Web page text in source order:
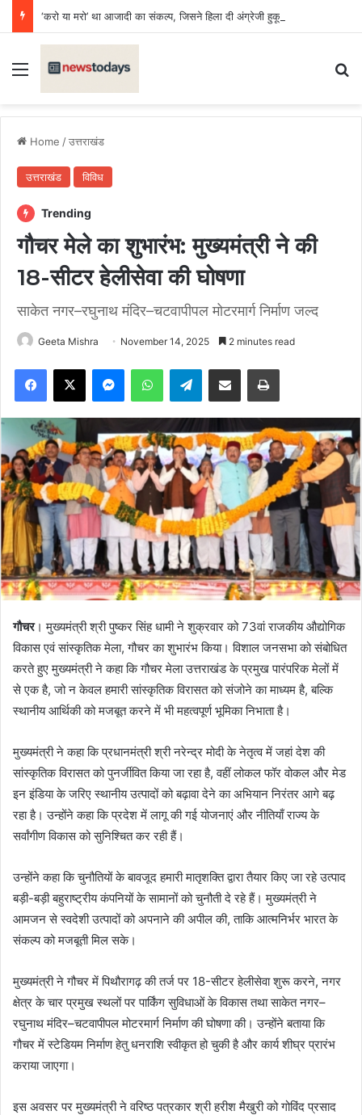
Menu
Home /उत्तराखंड
उत्तराखंड विविध
Trending
गौचर मेले का शुभारंभ: मुख्यमंत्री ने की
18-सीटर हेलीसेवा की घोषणा
साकेत नगर–रघुनाथ मंदिर–चटवापीपल मोटरमार्ग निर्माण जल्द
Geeta Mishra November 14, 2025 2 minutes read
Facebook
X MessengerWhatsAppTelegramShare via Email Print
गौचर। मुख्यमंत्री श्री पुष्कर सिंह धामी ने शुक्रवार को 73वां राजकीय औद्योगिक
विकास एवं सांस्कृतिक मेला, गौचर का शुभारंभ किया। विशाल जनसभा को संबोधित
करते हुए मुख्यमंत्री ने कहा कि गौचर मेला उत्तराखंड के प्रमुख पारंपरिक मेलों में
से एक है, जो न केवल हमारी सांस्कृतिक विरासत को संजोने का माध्यम है, बल्कि
स्थानीय आर्थिकी को मजबूत करने में भी महत्वपूर्ण भूमिका निभाता है।
मुख्यमंत्री ने कहा कि प्रधानमंत्री श्री नरेन्द्र मोदी के नेतृत्व में जहां देश की
सांस्कृतिक विरासत को पुनर्जीवित किया जा रहा है, वहीं लोकल फॉर वोकल और मेड
इन इंडिया के जरिए स्थानीय उत्पादों को बढ़ावा देने का अभियान निरंतर आगे बढ़
रहा है। उन्होंने कहा कि प्रदेश में लागू की गई योजनाएं और नीतियाँ राज्य के
सर्वांगीण विकास को सुनिश्चित कर रही हैं।
उन्होंने कहा कि चुनौतियों के बावजूद हमारी मातृशक्ति द्वारा तैयार किए जा रहे उत्पाद
बड़ी-बड़ी बहुराष्ट्रीय कंपनियों के सामानों को चुनौती दे रहे हैं। मुख्यमंत्री ने
आमजन से स्वदेशी उत्पादों को अपनाने की अपील की, ताकि आत्मनिर्भर भारत के
संकल्प को मजबूती मिल सके।
मुख्यमंत्री ने गौचर में पिथौरागढ़ की तर्ज पर 18-सीटर हेलीसेवा शुरू करने, नगर
क्षेत्र के चार प्रमुख स्थलों पर पार्किंग सुविधाओं के विकास तथा साकेत नगर–
रघुनाथ मंदिर–चटवापीपल मोटरमार्ग निर्माण की घोषणा की। उन्होंने बताया कि
गौचर में स्टेडियम निर्माण हेतु धनराशि स्वीकृत हो चुकी है और कार्य शीघ्र प्रारंभ
कराया जाएगा।
इस अवसर पर मुख्यमंत्री ने वरिष्ठ पत्रकार श्री हरीश मैखुरी को गोविंद प्रसाद